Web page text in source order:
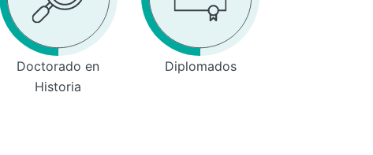
Doctorado en
Historia
Diplomados